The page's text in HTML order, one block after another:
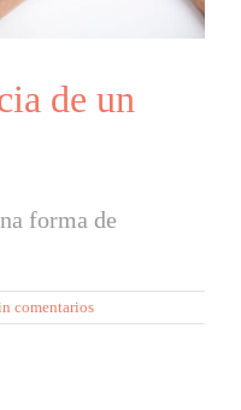
de un
forma de
comentarios